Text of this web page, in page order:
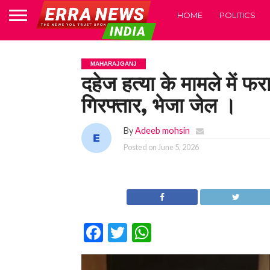
HOME POLITICS
MAHARAJGANJ
दहेज हत्या के मामले में
गिरफ्तार, भेजा जेल ।
ByAdeeb mohsin
Posted on June 5, 2026
Facebook
Twitter
WhatsApp